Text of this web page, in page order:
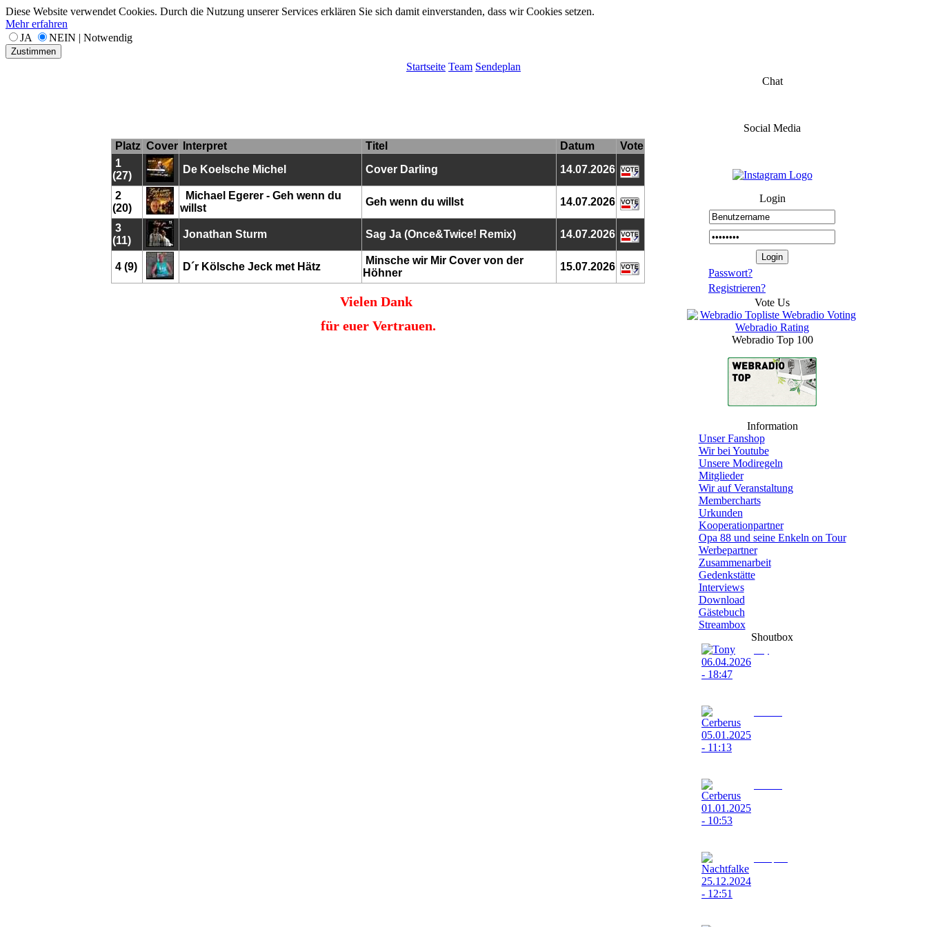
Diese Website verwendet Cookies. Durch die Nutzung unserer Services erklären Sie sich damit einverstanden, dass wir Cookies setzen.
Mehr erfahren
JA
NEIN | Notwendig
Zustimmen
Startseite Team Sendeplan
Platz Cover Interpret Titel Datum
Vote
1
(27)
De Koelsche Michel Cover Darling 14.07.2026
2
(20)
Michael Egerer - Geh wenn du
willst
Geh wenn du willst 14.07.2026
3
(11)
Jonathan Sturm Sag Ja (Once&Twice! Remix) 14.07.2026
4 (9) D´r Kölsche Jeck met Hätz
Minsche wir Mir Cover von der
Höhner
15.07.2026
Vielen Dank
für euer Vertrauen.
Chat
Social Media
Login
Passwort?
Registrieren?
Vote Us
Webradio Top 100
Information
Unser Fanshop
Wir bei Youtube
Unsere Modiregeln
Mitglieder
Wir auf Veranstaltung
Membercharts
Urkunden
Kooperationpartner
Opa 88 und seine Enkeln on Tour
Werbepartner
Zusammenarbeit
Gedenkstätte
Interviews
Download
Gästebuch
Streambox
Shoutbox